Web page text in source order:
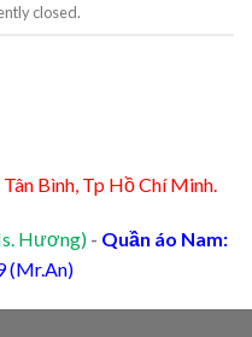
closed.
Bình, Tp Hồ Chí Minh.
Hương) - Quần áo Nam:
(Mr.An)